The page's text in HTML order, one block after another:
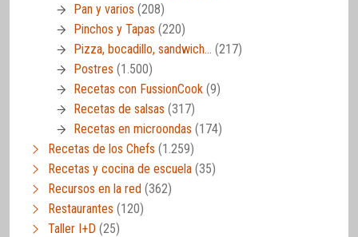
Pan y varios (208)
Pinchos y Tapas (220)
Pizza, bocadillo, sandwich… (217)
Postres (1.500)
Recetas con FussionCook (9)
Recetas de salsas (317)
Recetas en microondas (174)
Recetas de los Chefs (1.259)
Recetas y cocina de escuela (35)
Recursos en la red (362)
Restaurantes (120)
Taller I+D (25)